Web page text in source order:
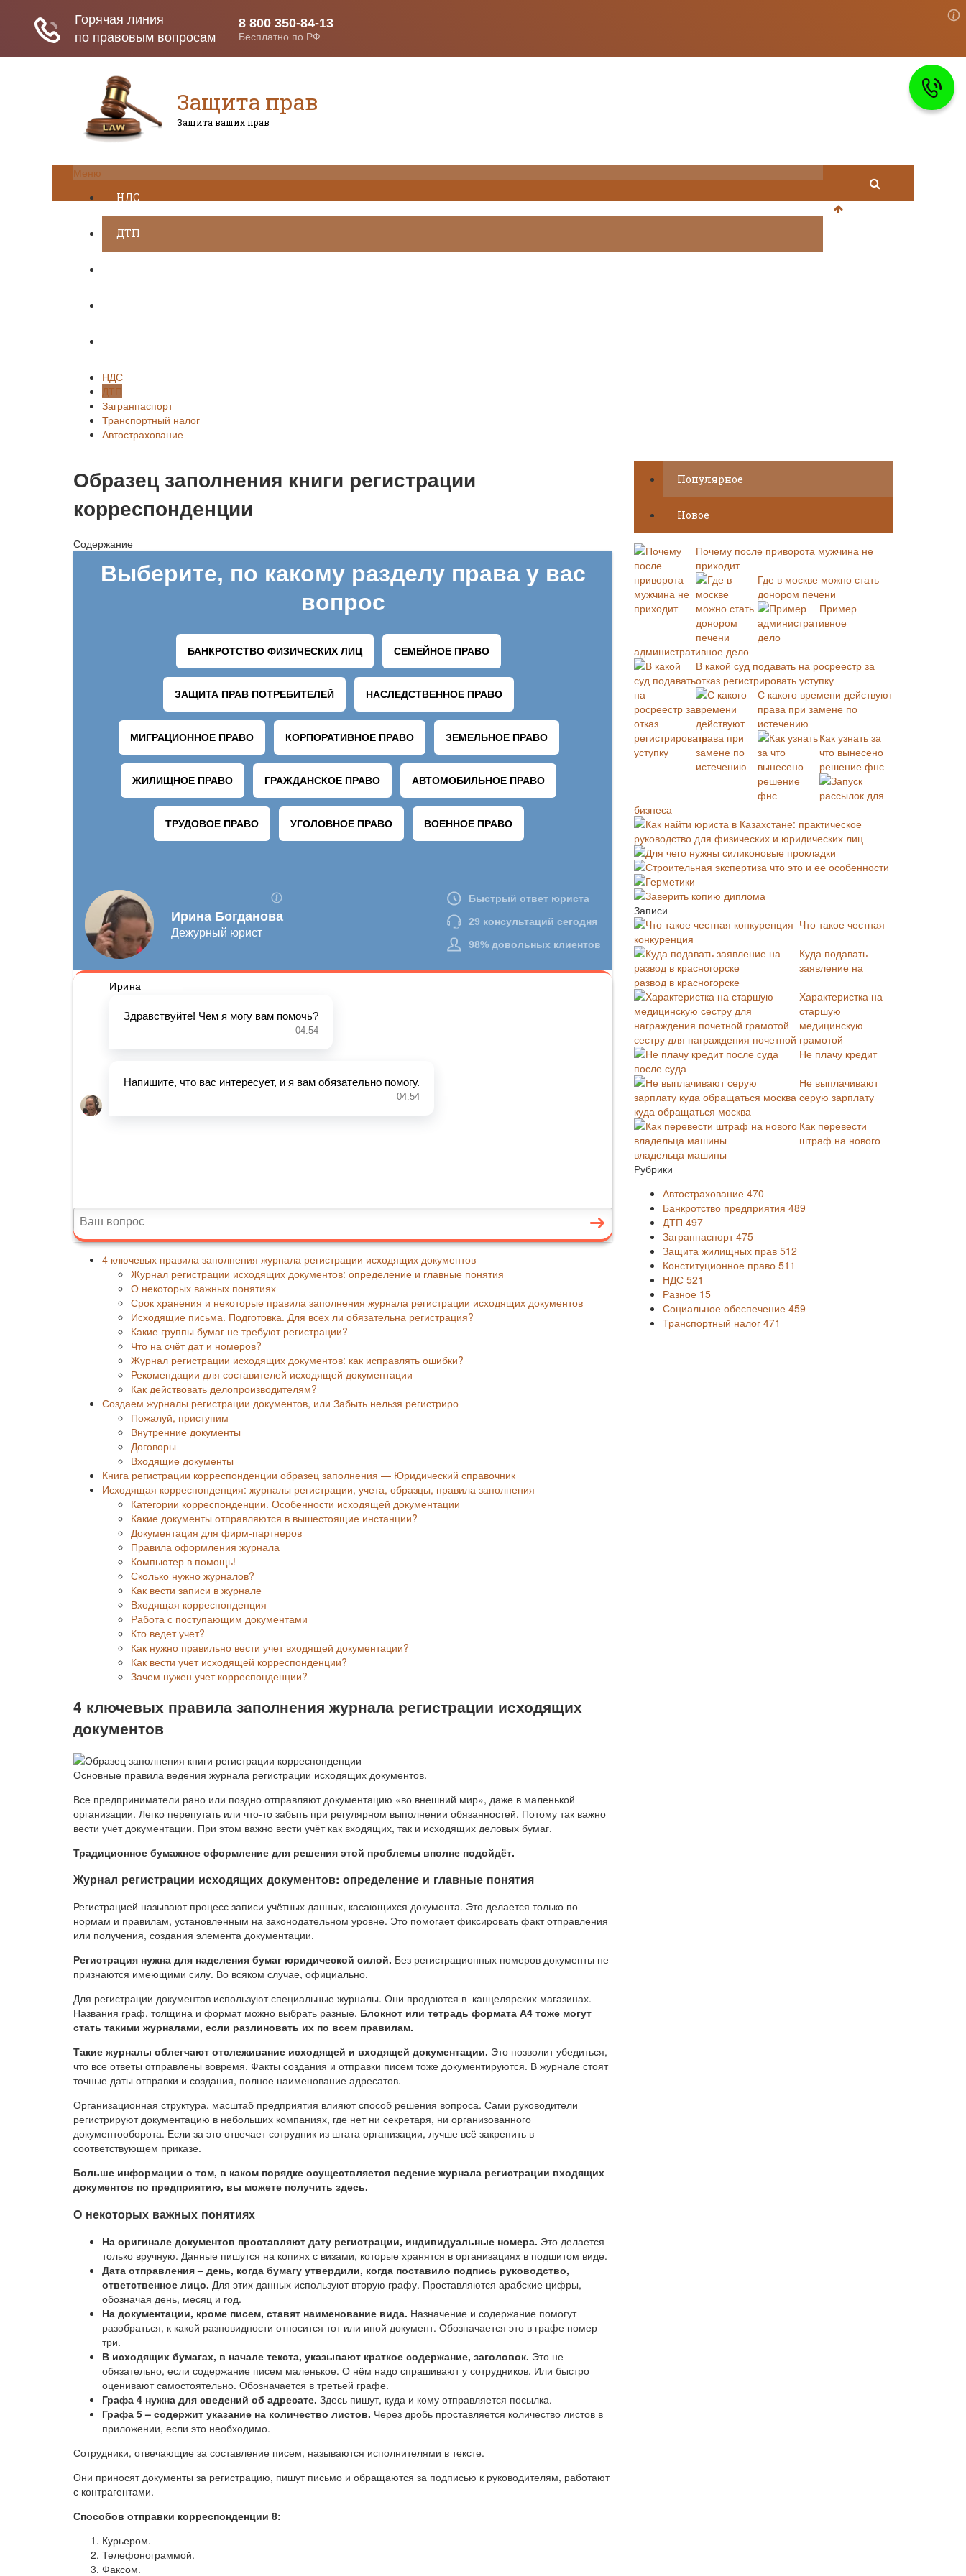
Защита прав
Защита ваших прав
Меню
НДС
ДТП
НДС
ДТП
Загранпаспорт
Транспортный налог
Автострахование
Образец заполнения книги регистрации
корреспонденции
Содержание
4 ключевых правила заполнения журнала регистрации исходящих документов
Журнал регистрации исходящих документов: определение и главные понятия
О некоторых важных понятиях
Срок хранения и некоторые правила заполнения журнала регистрации исходящих документов
Исходящие письма. Подготовка. Для всех ли обязательна регистрация?
Какие группы бумаг не требуют регистрации?
Что на счёт дат и номеров?
Журнал регистрации исходящих документов: как исправлять ошибки?
Рекомендации для составителей исходящей документации
Как действовать делопроизводителям?
Создаем журналы регистрации документов, или Забыть нельзя регистриро
Пожалуй, приступим
Внутренние документы
Договоры
Входящие документы
Книга регистрации корреспонденции образец заполнения — Юридический справочник
Исходящая корреспонденция: журналы регистрации, учета, образцы, правила заполнения
Категории корреспонденции. Особенности исходящей документации
Какие документы отправляются в вышестоящие инстанции?
Документация для фирм-партнеров
Правила оформления журнала
Компьютер в помощь!
Сколько нужно журналов?
Как вести записи в журнале
Входящая корреспонденция
Работа с поступающим документами
Кто ведет учет?
Как нужно правильно вести учет входящей документации?
Как вести учет исходящей корреспонденции?
Зачем нужен учет корреспонденции?
4 ключевых правила заполнения журнала регистрации исходящих
документов
Основные правила ведения журнала регистрации исходящих документов.
Все предприниматели рано или поздно отправляют документацию «во внешний мир», даже в маленькой
организации. Легко перепутать или что-то забыть при регулярном выполнении обязанностей. Потому так важно
вести учёт документации. При этом важно вести учёт как входящих, так и исходящих деловых бумаг.
Традиционное бумажное оформление для решения этой проблемы вполне подойдёт.
Журнал регистрации исходящих документов: определение и главные понятия
Регистрацией называют процесс записи учётных данных, касающихся документа. Это делается только по
нормам и правилам, установленным на законодательном уровне. Это помогает фиксировать факт отправления
или получения, создания элемента документации.
Регистрация нужна для наделения бумаг юридической силой. Без регистрационных номеров документы не
признаются имеющими силу. Во всяком случае, официально.
Для регистрации документов используют специальные журналы. Они продаются в канцелярских магазинах.
Названия граф, толщина и формат можно выбрать разные. Блокнот или тетрадь формата А4 тоже могут
стать такими журналами, если разлиновать их по всем правилам.
Такие журналы облегчают отслеживание исходящей и входящей документации. Это позволит убедиться,
что все ответы отправлены вовремя. Факты создания и отправки писем тоже документируются. В журнале стоят
точные даты отправки и создания, полное наименование адресатов.
Организационная структура, масштаб предприятия влияют способ решения вопроса. Сами руководители
регистрируют документацию в небольших компаниях, где нет ни секретаря, ни организованного
документооборота. Если за это отвечает сотрудник из штата организации, лучше всё закрепить в
соответствующем приказе.
Больше информации о том, в каком порядке осуществляется ведение журнала регистрации входящих
документов по предприятию, вы можете получить здесь.
О некоторых важных понятиях
На оригинале документов проставляют дату регистрации, индивидуальные номера. Это делается
только вручную. Данные пишутся на копиях с визами, которые хранятся в организациях в подшитом виде.
Дата отправления – день, когда бумагу утвердили, когда поставило подпись руководство,
ответственное лицо. Для этих данных используют вторую графу. Проставляются арабские цифры,
обозначая день, месяц и год.
На документации, кроме писем, ставят наименование вида. Назначение и содержание помогут
разобраться, к какой разновидности относится тот или иной документ. Обозначается это в графе номер
три.
В исходящих бумагах, в начале текста, указывают краткое содержание, заголовок. Это не
обязательно, если содержание писем маленькое. О нём надо спрашивают у сотрудников. Или быстро
оценивают самостоятельно. Обозначается в третьей графе.
Графа 4 нужна для сведений об адресате. Здесь пишут, куда и кому отправляется посылка.
Графа 5 – содержит указание на количество листов. Через дробь проставляется количество листов в
приложении, если это необходимо.
Сотрудники, отвечающие за составление писем, называются исполнителями в тексте.
Они приносят документы за регистрацию, пишут письмо и обращаются за подписью к руководителям, работают
с контрагентами.
Способов отправки корреспонденции 8:
Курьером.
Телефонограммой.
Факсом.
Популярное
Новое
Почему после приворота мужчина не
приходит
Где в москве можно стать
донором печени
Пример
административное дело
В какой суд подавать на росреестр за
отказ регистрировать уступку
С какого времени действуют
права при замене по
истечению
Как узнать за
что вынесено
решение фнс
Запуск
рассылок для
бизнеса
Как найти юриста в Казахстане: практическое
руководство для физических и юридических лиц
Для чего нужны силиконовые прокладки
Строительная экспертиза что это и ее особенности
Герметики
Заверить копию диплома
Записи
Что такое честная
конкуренция
Куда подавать
заявление на
развод в красногорске
Характеристка на
старшую
медицинскую
сестру для награждения почетной грамотой
Не плачу кредит
после суда
Не выплачивают
серую зарплату
куда обращаться москва
Как перевести
штраф на нового
владельца машины
Рубрики
Автострахование 470
Банкротство предприятия 489
ДТП 497
Загранпаспорт475
Защита жилищных прав 512
Конституционное право 511
НДС 521
Разное 15
Социальное обеспечение 459
Транспортный налог 471